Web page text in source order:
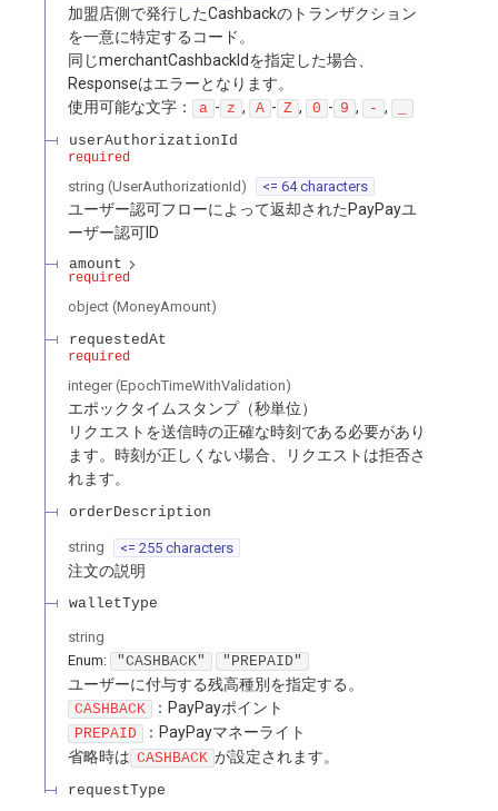
加盟店側で発行したCashbackのトランザクション
を一意に特定するコード。
同じmerchantCashbackIdを指定した場合、
Responseはエラーとなります。
使用可能な文字：
a - z , A - Z , 0 - 9 , - ,
userAuthorizationId
required
string (UserAuthorizationId ) <= 64 characters
ユーザー認可フローによって返却されたPayPayユ
ーザー認可ID
amount
required
object (MoneyAmount)
requestedAt
required
integer(EpochTimeWithValidation)
エポックタイムスタンプ（秒単位）
リクエストを送信時の正確な時刻である必要があり
ます。時刻が正しくない場合、リクエストは拒否さ
れます。
orderDescription
string <= 255 characters
注文の説明
walletType
string
Enum: "CASHBACK" "PREPAID"
ユーザーに付与する残高種別を指定する。
CASHBACK ：PayPayポイント
PREPAID
：PayPayマネーライト
省略時は CASHBACK が設定されます。
requestType